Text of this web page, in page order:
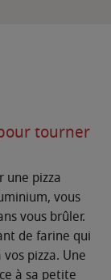
tourner
une pizza
vous
vous brûler.
de farine qui
pizza. Une
à sa petite